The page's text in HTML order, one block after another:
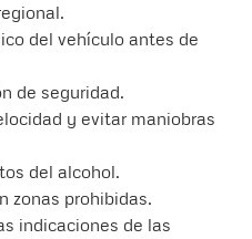
del vehículo antes de
de seguridad.
y evitar maniobras
del alcohol.
zonas prohibidas.
indicaciones de las